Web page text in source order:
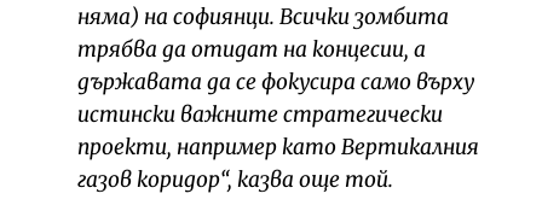
няма) на софиянци. Всички зомбита
трябва да отидат на концесии, а
държавата да се фокусира само върху
истински важните стратегически
проекти, например като Вертикалния
газов коридор“, казва още той.